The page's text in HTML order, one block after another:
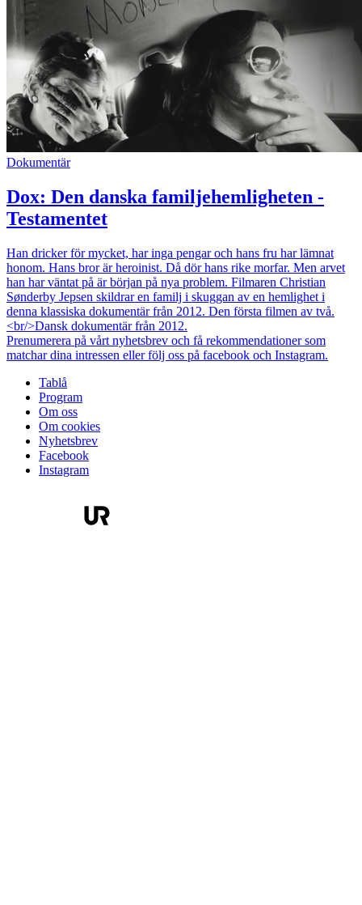
Dokumentär
Dox: Den danska familjehemligheten -
Testamentet
Han dricker för mycket, har inga pengar och hans fru har lämnat
honom. Hans bror är heroinist. Då dör hans rike morfar. Men arvet
han har väntat på är början på nya problem. Filmaren Christian
Sønderby Jepsen skildrar en familj i skuggan av en hemlighet i
denna klassiska dokumentär från 2012. Den första filmen av två.
<br/>Dansk dokumentär från 2012.
Prenumerera på vårt nyhetsbrev och få rekommendationer som
matchar dina intressen eller följ oss på facebook och Instagram.
Tablå
Program
Om oss
Om cookies
Nyhetsbrev
Facebook
Instagram